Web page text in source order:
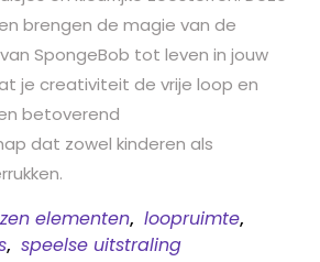
brengen de magie van de
SpongeBob tot leven in jouw
je creativiteit de vrije loop en
betoverend
dat zowel kinderen als
elementen, loopruimte,
, speelse uitstraling